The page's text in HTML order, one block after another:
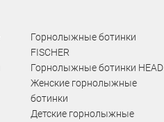
Горнолыжные ботинки
FISCHER
Горнолыжные ботинки HEAD
Женские горнолыжные
ботинки
Детские горнолыжные